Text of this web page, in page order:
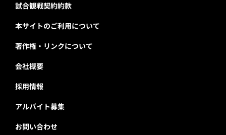
試合観戦契約約款
本サイトのご利用について
著作権・リンクについて
会社概要
採用情報
アルバイト募集
お問い合わせ